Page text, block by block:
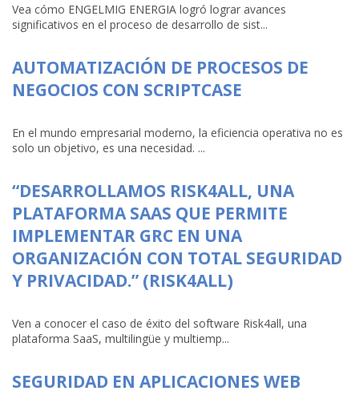
Vea cómo ENGELMIG ENERGIA logró lograr avances
significativos en el proceso de desarrollo de sist...
AUTOMATIZACIÓN DE PROCESOS DE
NEGOCIOS CON SCRIPTCASE
En el mundo empresarial moderno, la eficiencia operativa no es
solo un objetivo, es una necesidad. ...
“DESARROLLAMOS RISK4ALL, UNA
PLATAFORMA SAAS QUE PERMITE
IMPLEMENTAR GRC EN UNA
ORGANIZACIÓN CON TOTAL SEGURIDAD
Y PRIVACIDAD.” (RISK4ALL)
Ven a conocer el caso de éxito del software Risk4all, una
plataforma SaaS, multilingüe y multiemp...
SEGURIDAD EN APLICACIONES WEB